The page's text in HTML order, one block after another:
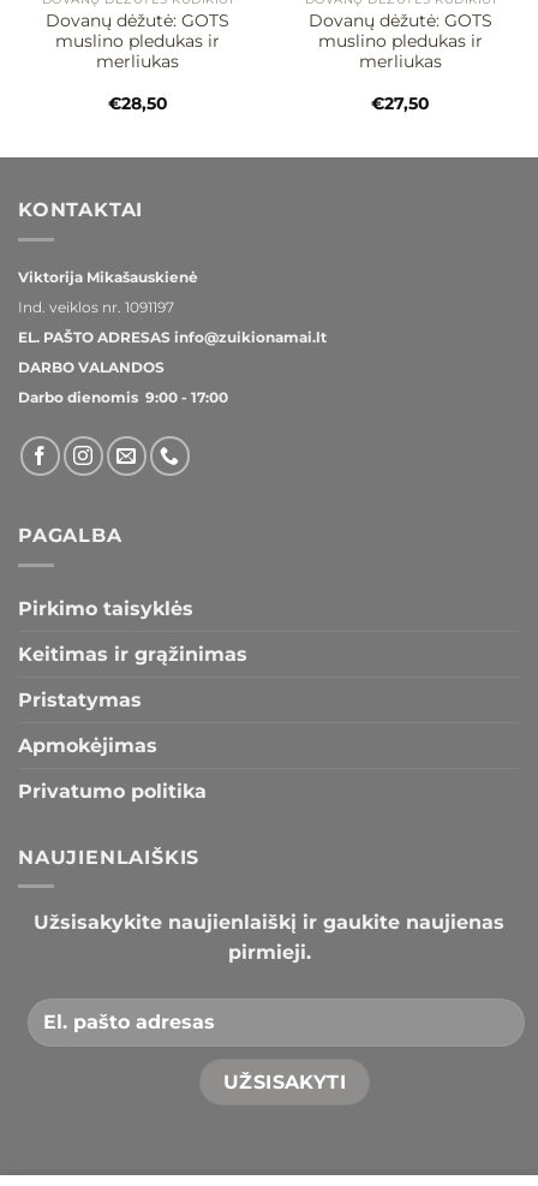
Dovanų dėžutė: GOTS
muslino pledukas ir
merliukas
€28,50
Dovanų dėžutė: GOTS
muslino pledukas ir
merliukas
€27,50
KONTAKTAI
Viktorija Mikašauskienė
Ind. veiklos nr. 1091197
EL. PAŠTO ADRESAS info@zuikionamai.lt
DARBO VALANDOS
Darbo dienomis 9:00 - 17:00
PAGALBA
Pirkimo taisyklės
Keitimas ir grąžinimas
Pristatymas
Apmokėjimas
Privatumo politika
NAUJIENLAIŠKIS
Užsisakykite naujienlaiškį ir gaukite naujienas
pirmieji.